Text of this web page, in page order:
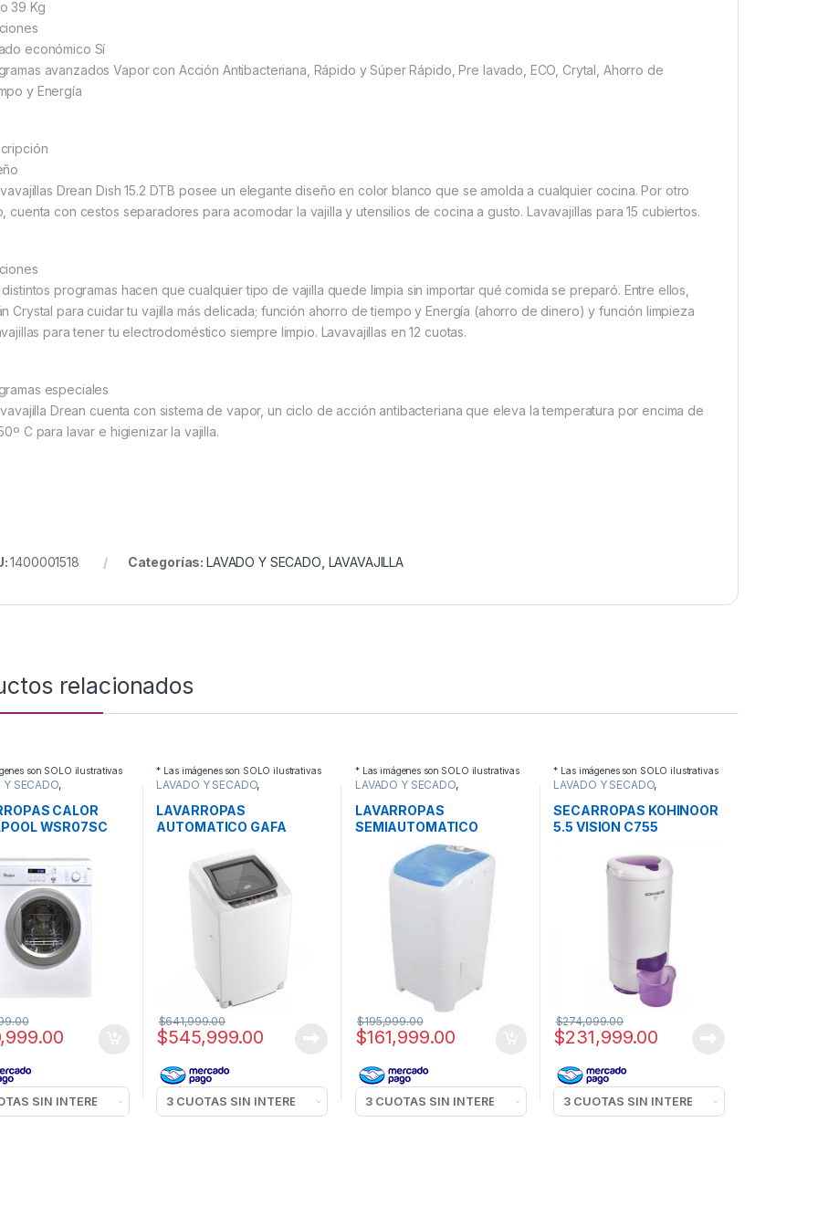
39 Kg
económico Sí
avanzados Vapor con Acción Antibacteriana, Rápido y Súper Rápido, Pre lavado, ECO, Crytal, Ahorro de
y Energía
Drean Dish 15.2 DTB posee un elegante diseño en color blanco que se amolda a cualquier cocina. Por otro
cuenta con cestos separadores para acomodar la vajilla y utensilios de cocina a gusto. Lavavajillas para 15 cubiertos.
distintos programas hacen que cualquier tipo de vajilla quede limpia sin importar qué comida se preparó. Entre ellos,
Crystal para cuidar tu vajilla más delicada; función ahorro de tiempo y Energía (ahorro de dinero) y función limpieza
para tener tu electrodoméstico siempre limpio. Lavavajillas en 12 cuotas.
especiales
Drean cuenta con sistema de vapor, un ciclo de acción antibacteriana que eleva la temperatura por encima de
C para lavar e higienizar la vajilla.
1400001518 Categorías: LAVADO Y SECADO LAVAVAJILLA
relacionados
son SOLO ilustrativas
Y SECADO,
CALOR
WSR07SC
* Las imágenes son SOLO ilustrativas
LAVADO Y SECADO,
LAVARROPAS
AUTOMATICO GAFA
$545,999.00
$641,999.00
* Las imágenes son SOLO ilustrativas
LAVADO Y SECADO,
LAVARROPAS
SEMIAUTOMATICO
COLUMBIA LSC7000 7KG
$161,999.00
$195,999.00
* Las imágenes son SOLO ilustrativas
LAVADO Y SECADO,
SECARROPAS KOHINOOR
5.5 VISION C755
$231,999.00
$274,099.00